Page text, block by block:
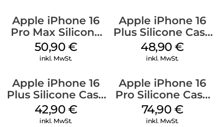
Apple iPhone 16
Pro Max Silicone
Case MagSafe
Denim
50,90 €
inkl. MwSt.
Apple iPhone 16
Plus Silicone Case
MagSafe Denim
48,90€
inkl. MwSt.
Apple iPhone 16
Plus Silicone Case
MagSafe Plum
42,90 €
inkl. MwSt.
Apple iPhone 16
Pro Silicone Case
MagSafe Black
74,90 €
inkl. MwSt.